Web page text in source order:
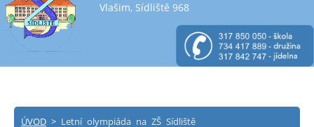
Vlašim, Sídliště 968
ÚVOD > Letní olympiáda na ZŠ Sídliště